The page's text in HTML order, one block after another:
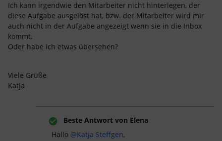
Ich kann irgendwie den Mitarbeiter nicht hinterlegen, der
diese Aufgabe ausgelöst hat, bzw. der Mitarbeiter wird mir
auch nicht in der Aufgabe angezeigt wenn sie in die Inbox
kommt.
Oder habe ich etwas übersehen?
Viele Grüße
Katja
Beste Antwort von Elena
Hallo @Katja Steffgen,